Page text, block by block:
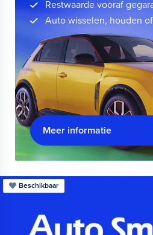
Restwaarde vooraf
Auto wisselen, houden
Meer informatie
Beschikbaar